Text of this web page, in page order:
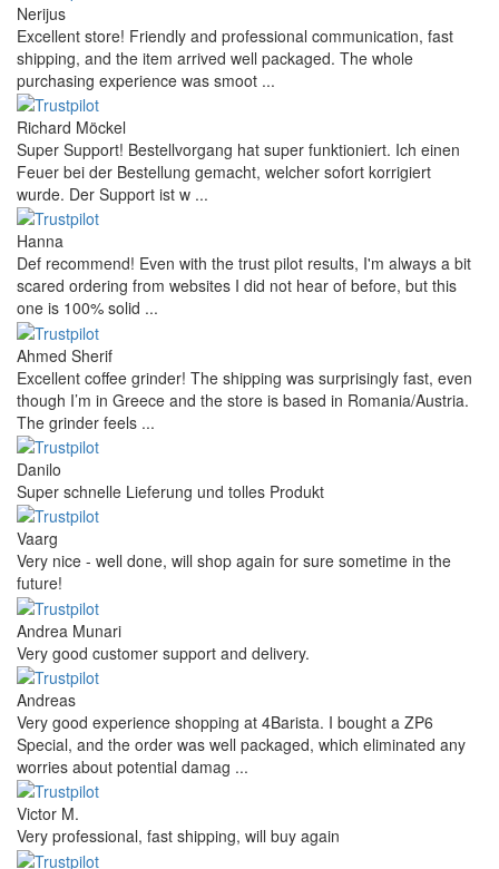
Nerijus
Excellent store! Friendly and professional communication, fast
shipping, and the item arrived well packaged. The whole
purchasing experience was smoot ...
Richard Möckel
Super Support! Bestellvorgang hat super funktioniert. Ich einen
Feuer bei der Bestellung gemacht, welcher sofort korrigiert
wurde. Der Support ist w ...
Hanna
Def recommend! Even with the trust pilot results, I'm always a bit
scared ordering from websites I did not hear of before, but this
one is 100% solid ...
Ahmed Sherif
Excellent coffee grinder! The shipping was surprisingly fast, even
though I’m in Greece and the store is based in Romania/Austria.
The grinder feels ...
Danilo
Super schnelle Lieferung und tolles Produkt
Vaarg
Very nice - well done, will shop again for sure sometime in the
future!
Andrea Munari
Very good customer support and delivery.
Andreas
Very good experience shopping at 4Barista. I bought a ZP6
Special, and the order was well packaged, which eliminated any
worries about potential damag ...
Victor M.
Very professional, fast shipping, will buy again